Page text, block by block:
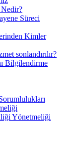
Süreci
Kimler
sonlandırılır?
Bilgilendirme
Yönetmeliği